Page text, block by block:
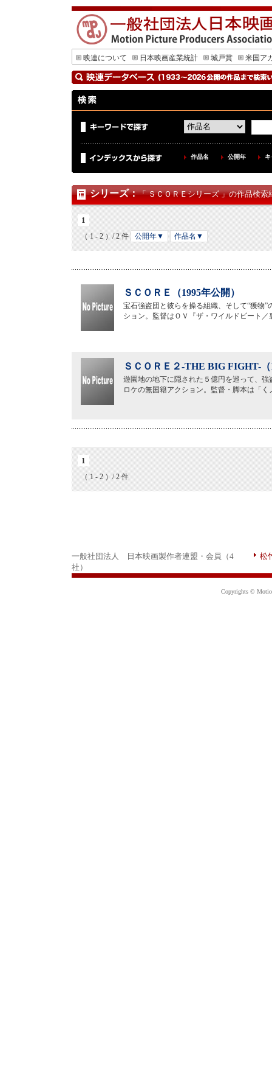
映連について 日本映画産業統計 城戸賞 米国ア
作品名 公開年
シリーズ：「 ＳＣＯＲＥシリーズ 」の作品検索
1
（ 1 - 2 ）/ 2 件 公開年▼ 作品名▼
ＳＣＯＲＥ（1995年公開）
宝石強盗団と彼らを操る組織、そして“獲物
ション。監督はＯＶ『ザ・ワイルドビート
ＳＣＯＲＥ２-THE BIG FIGHT-（
遊園地の地下に隠された５億円を巡って、
ロケの無国籍アクション。監督・脚本は「
1
（ 1 - 2 ）/ 2 件
一般社団法人 日本映画製作者連盟・会員（4
社）
松
Copyrights ©